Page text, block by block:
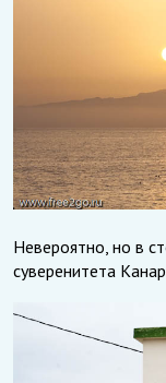
Невероятно, но в
суверенитета